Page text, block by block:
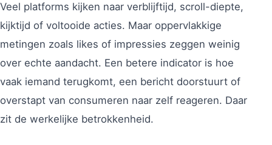
Veel platforms kijken naar verblijftijd, scroll-diepte,
kijktijd of voltooide acties. Maar oppervlakkige
metingen zoals likes of impressies zeggen weinig
over echte aandacht. Een betere indicator is hoe
vaak iemand terugkomt, een bericht doorstuurt of
overstapt van consumeren naar zelf reageren. Daar
zit de werkelijke betrokkenheid.